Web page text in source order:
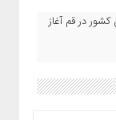
در قم آغاز